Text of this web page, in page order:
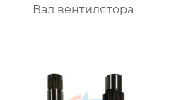
Вал вентилятора